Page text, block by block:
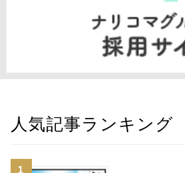
人気記事ランキング